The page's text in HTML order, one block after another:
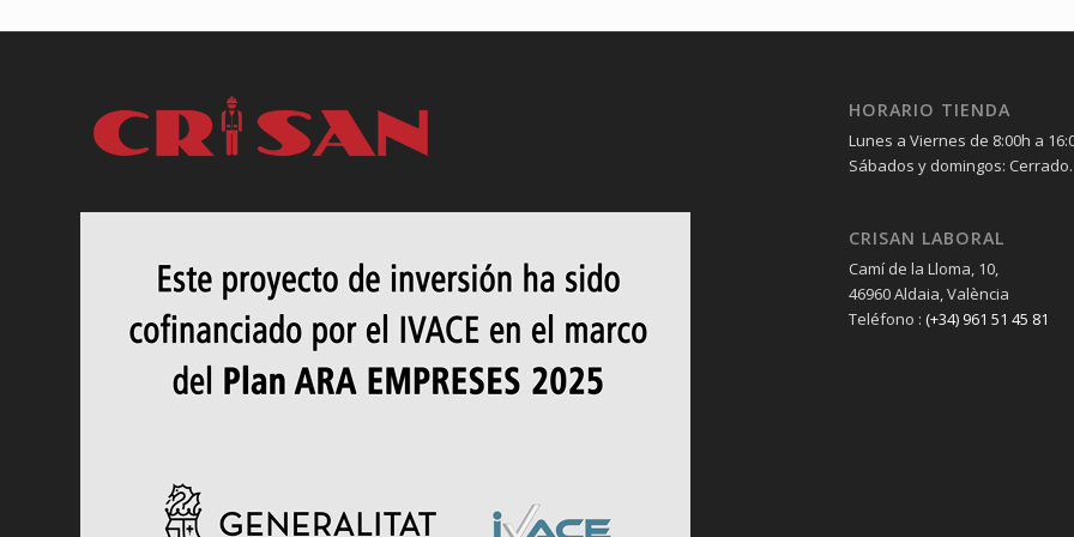
HORARIO TIENDA
Lunes a Viernes de 8:00h a
Sábados y domingos: Cerrado.
CRISAN LABORAL
Camí de la Lloma, 10,
46960 Aldaia, València
Teléfono :(+34) 961 51 45 81